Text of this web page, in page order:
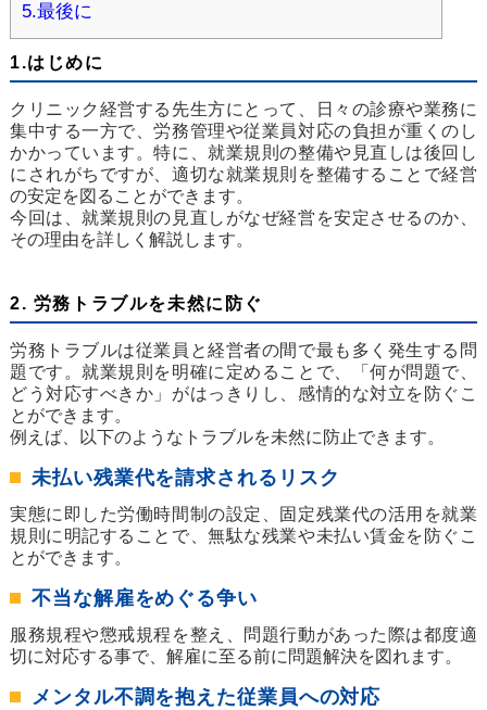
5.最後に
1.はじめに
クリニック経営する先生方にとって、日々の診療や業務に
集中する一方で、労務管理や従業員対応の負担が重くのし
かかっています。特に、就業規則の整備や見直しは後回し
にされがちですが、適切な就業規則を整備することで経営
の安定を図ることができます。
今回は、就業規則の見直しがなぜ経営を安定させるのか、
その理由を詳しく解説します。
2. 労務トラブルを未然に防ぐ
労務トラブルは従業員と経営者の間で最も多く発生する問
題です。就業規則を明確に定めることで、「何が問題で、
どう対応すべきか」がはっきりし、感情的な対立を防ぐこ
とができます。
例えば、以下のようなトラブルを未然に防止できます。
未払い残業代を請求されるリスク
実態に即した労働時間制の設定、固定残業代の活用を就業
規則に明記することで、無駄な残業や未払い賃金を防ぐこ
とができます。
不当な解雇をめぐる争い
服務規程や懲戒規程を整え、問題行動があった際は都度適
切に対応する事で、解雇に至る前に問題解決を図れます。
メンタル不調を抱えた従業員への対応